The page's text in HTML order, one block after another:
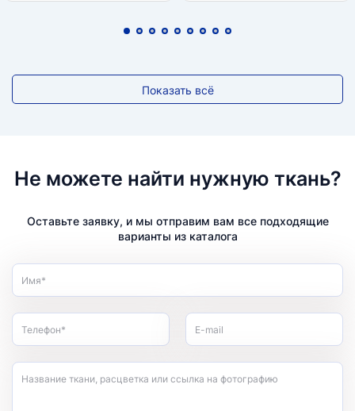
Показать всё
Не можете найти нужную ткань?
Оставьте заявку, и мы отправим вам все подходящие
варианты из каталога
Имя*
Телефон* E-mail
Название ткани, расцветка или ссылка на фотографию